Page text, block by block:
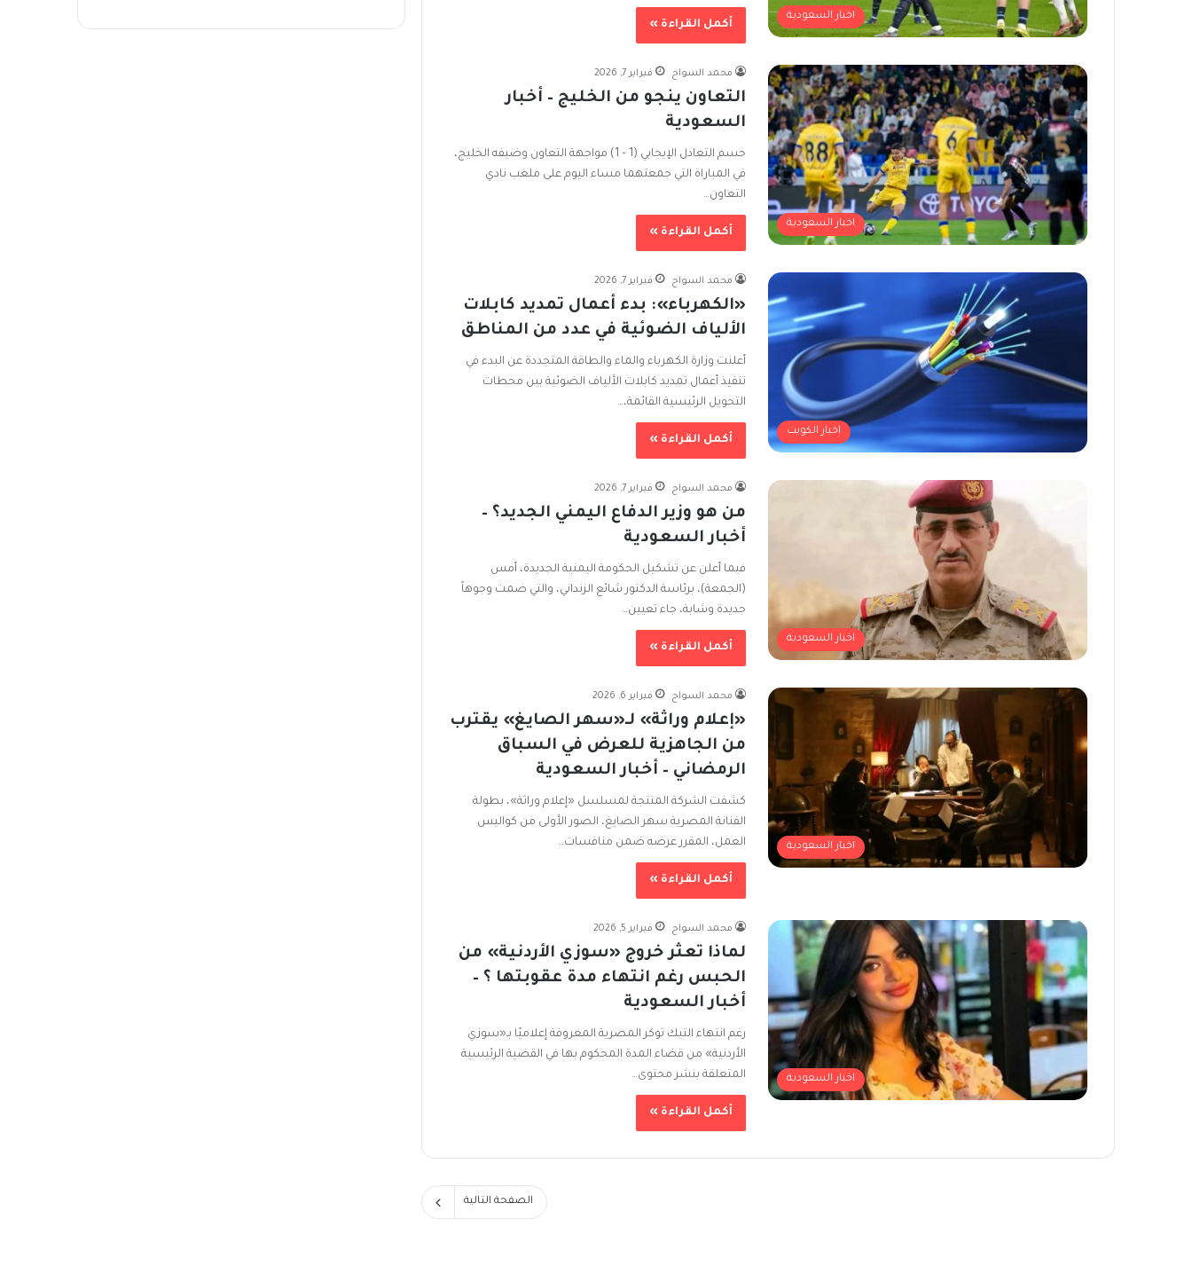
اخبار السعودية
أكمل القراءة »
اخبار السعودية
محمد السواح فبراير 7, 2026
التعاون ينجو من الخليج – أخبار
السعودية
حسم التعادل الإيجابي (1 – 1) مواجهة التعاون وضيفه الخليج،
في المباراة التي جمعتهما مساء اليوم على ملعب نادي
التعاون…
أكمل القراءة »
اخبار الكويت
محمد السواح فبراير 7, 2026
«الكهرباء»: بدء أعمال تمديد كابلات
الألياف الضوئية في عدد من المناطق
أعلنت وزارة الكهرباء والماء والطاقة المتجددة عن البدء في
تنفيذ أعمال تمديد كابلات الألياف الضوئية بين محطات
التحويل الرئيسية القائمة،…
أكمل القراءة »
اخبار السعودية
محمد السواح فبراير 7, 2026
من هو وزير الدفاع اليمني الجديد؟ –
أخبار السعودية
فيما أعلن عن تشكيل الحكومة اليمنية الجديدة، أمس
(الجمعة)، برئاسة الدكتور شائع الزنداني، والتي ضمت وجوهاً
جديدة وشابة، جاء تعيين…
أكمل القراءة »
اخبار السعودية
محمد السواح فبراير 6, 2026
«إعلام وراثة» لـ«سهر الصايغ» يقترب
من الجاهزية للعرض في السباق
الرمضاني – أخبار السعودية
كشفت الشركة المنتجة لمسلسل «إعلام وراثة»، بطولة
الفنانة المصرية سهر الصايغ، الصور الأولى من كواليس
العمل، المقرر عرضه ضمن منافسات…
أكمل القراءة »
اخبار السعودية
محمد السواح فبراير 5, 2026
لماذا تعثر خروج «سوزي الأردنية» من
الحبس رغم انتهاء مدة عقوبتها ؟ –
أخبار السعودية
رغم انتهاء التيك توكر المصرية المعروفة إعلاميًا بـ«سوزي
الأردنية» من قضاء المدة المحكوم بها في القضية الرئيسية
المتعلقة بنشر محتوى…
أكمل القراءة »
الصفحة التالية